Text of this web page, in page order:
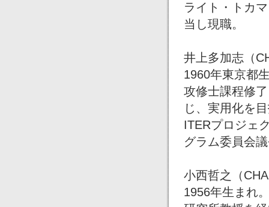
ライト・トカ
当し現職。
井上多加志（
1960年東京都
攻修士課程修
じ、実用化を
ITERプロジェ
グラム委員会
小西哲之（
1956年生まれ